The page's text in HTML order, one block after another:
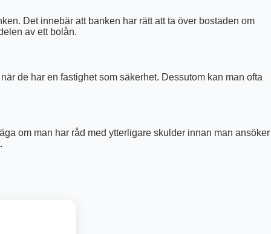
Det innebär att banken har rätt att ta över bostaden om
av ett bolån.
de har en fastighet som säkerhet. Dessutom kan man ofta
om man har råd med ytterligare skulder innan man ansöker